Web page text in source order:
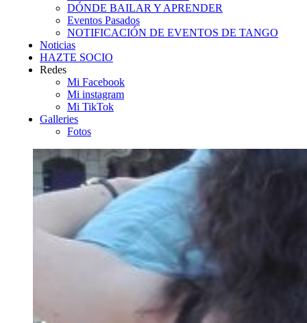
DÓNDE BAILAR Y APRENDER
Eventos Pasados
NOTIFICACIÓN DE EVENTOS DE TANGO
Noticias
HAZTE SOCIO
Redes
Mi Facebook
Mi instagram
Mi TikTok
Galleries
Fotos